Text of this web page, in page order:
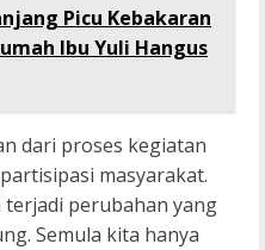
Picu Kebakaran
Ibu Yuli Hangus
dari proses kegiatan
masyarakat.
perubahan yang
Semula kita hanya